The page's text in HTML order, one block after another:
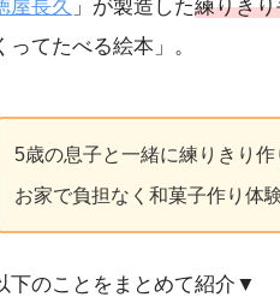
屋長久 」が製造した練りき
ってたべる絵本」。
5歳の息子と一緒に練りきり
お家で負担なく和菓子作り体
下のことをまとめて紹介▼